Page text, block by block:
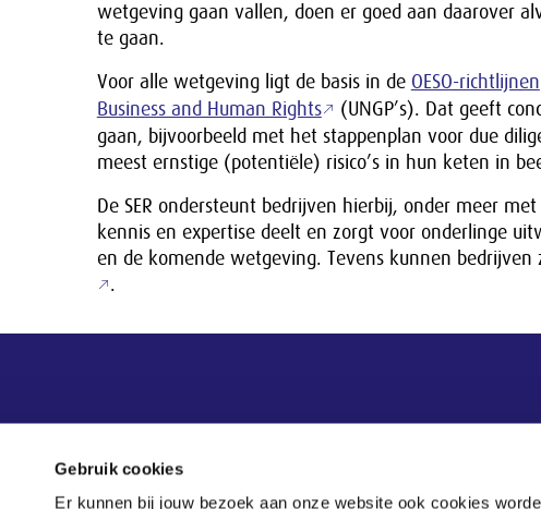
Gebruik cookies
Er kunnen bij jouw bezoek aan onze website ook cookies
wetgeving gaan vallen, doen er goed aan daarover
te gaan.
Voor alle wetgeving ligt de basis in de OESO-richtlijnen
Business and Human Rights
(UNGP’s). Dat geeft
gaan, bijvoorbeeld met het stappenplan voor due
meest ernstige (potentiële) risico’s in hun keten in
De SER ondersteunt bedrijven hierbij, onder meer
kennis en expertise deelt en zorgt voor onderlinge
en de komende wetgeving. Tevens kunnen bedrijven
.
Contact Postbus 90405